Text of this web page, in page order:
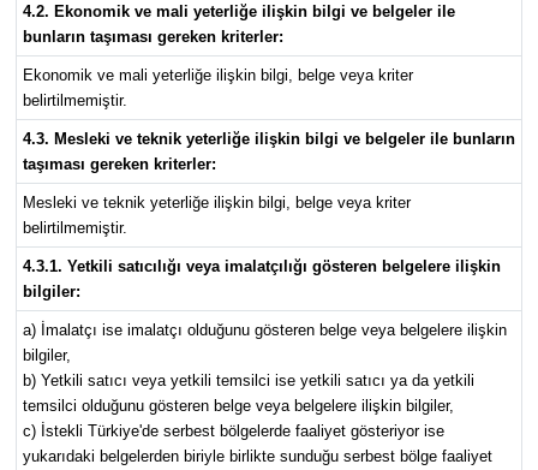
4.2. Ekonomik ve mali yeterliğe ilişkin bilgi ve belgeler ile
bunların taşıması gereken kriterler:
Ekonomik ve mali yeterliğe ilişkin bilgi, belge veya kriter
belirtilmemiştir.
4.3. Mesleki ve teknik yeterliğe ilişkin bilgi ve belgeler ile bunların
taşıması gereken kriterler:
Mesleki ve teknik yeterliğe ilişkin bilgi, belge veya kriter
belirtilmemiştir.
4.3.1. Yetkili satıcılığı veya imalatçılığı gösteren belgelere ilişkin
bilgiler:
a) İmalatçı ise imalatçı olduğunu gösteren belge veya belgelere ilişkin
bilgiler,
b) Yetkili satıcı veya yetkili temsilci ise yetkili satıcı ya da yetkili
temsilci olduğunu gösteren belge veya belgelere ilişkin bilgiler,
c) İstekli Türkiye'de serbest bölgelerde faaliyet gösteriyor ise
yukarıdaki belgelerden biriyle birlikte sunduğu serbest bölge faaliyet